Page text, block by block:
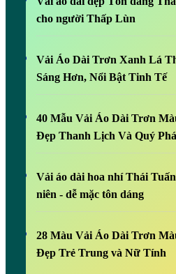
cho người Thấp Lùn
Vải Áo Dài Trơn Xanh Lá
Sáng Hơn, Nổi Bật Tinh Tế
40 Mẫu Vải Áo Dài Trơn
Đẹp Thanh Lịch Và Quý
Vải áo dài hoa nhí Thái
niên - dễ mặc tôn dáng
28 Màu Vải Áo Dài Trơn
Đẹp Trẻ Trung và Nữ Tính